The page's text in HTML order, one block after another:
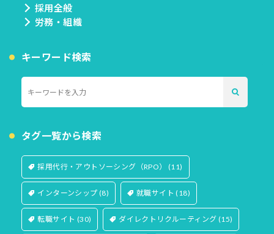
採用全般
労務・組織
キーワード検索
タグ一覧から検索
採用代行・アウトソーシング（RPO） (11)
インターンシップ (8) 就職サイト (18)
転職サイト (30) ダイレクトリクルーティング (15)